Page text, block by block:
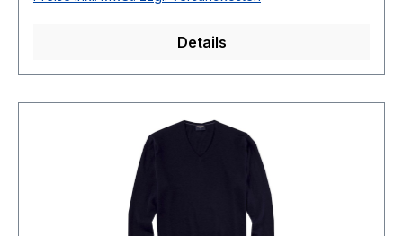
Seide30 ° waschbarModell Nr.: 0151/10/67
Details